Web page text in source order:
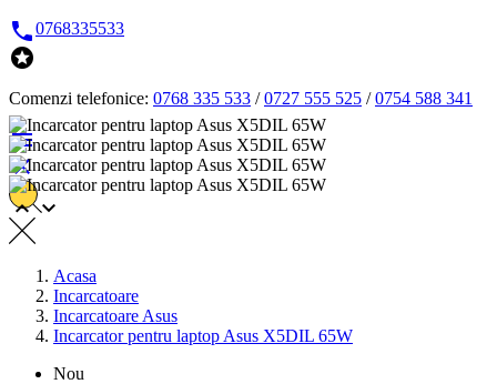
0768335533

Comenzi telefonice: 0768 335 533 /0727 555 525 /0754 588 341


Acasa
Incarcatoare
Incarcatoare Asus
Incarcator pentru laptop Asus X5DIL 65W
Nou
